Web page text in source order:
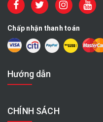
Chấp nhận thanh toán
Hướng dẫn
CHÍNH SÁCH